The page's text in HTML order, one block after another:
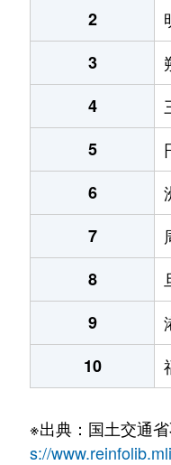
2
3
4
5
6
7
8
9
10
※出典：国土交通
s://